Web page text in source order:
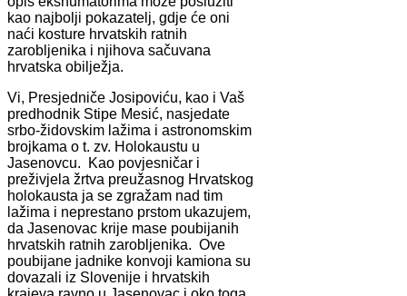
kao najbolji pokazatelj, gdje će oni
naći kosture hrvatskih ratnih
zarobljenika i njihova sačuvana
hrvatska obilježja.
Vi, Presjedniče Josipoviću, kao i Vaš
predhodnik Stipe Mesić, nasjedate
srbo-židovskim lažima i astronomskim
brojkama o t. zv. Holokaustu u
Jasenovcu. Kao povjesničar i
preživjela žrtva preužasnog Hrvatskog
holokausta ja se zgražam nad tim
lažima i neprestano prstom ukazujem,
da Jasenovac krije mase poubijanih
hrvatskih ratnih zarobljenika. Ove
poubijane jadnike konvoji kamiona su
dovazali iz Slovenije i hrvatskih